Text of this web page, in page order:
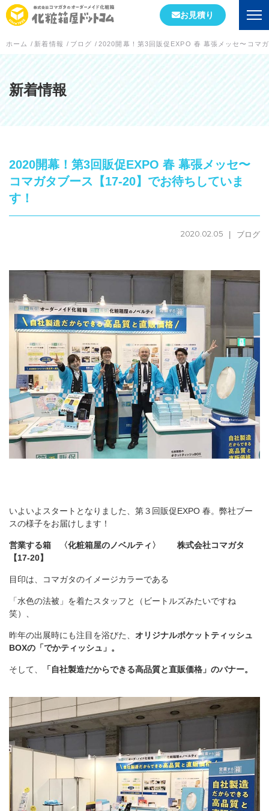
会社情報
初めての方へ
会社概要
工場案内
スタッフブログ
お問合せ
「印刷あり」お見積り
「印刷なし」お見積り
サンプル請求
その他のお問合せ
よくあるご質問
お見積り
ホーム / 新着情報 / ブログ / 2020開幕！第3回販促EXPO 春 幕張メッセ〜コマ
新着情報
2020開幕！第3回販促EXPO 春 幕張メッセ〜
コマガタブース【17-20】でお待ちしていま
す！
2020.02.05 ブログ
いよいよスタートとなりました、第３回販促EXPO 春。弊社ブー
スの様子をお届けします！
営業する箱 〈化粧箱屋のノベルティ〉 株式会社コマガタ
【17-20】
目印は、コマガタのイメージカラーである
「水色の法被」を着たスタッフと（ビートルズみたいですね
笑）、
昨年の出展時にも注目を浴びた、 オリジナルポケットティッシュ
BOXの「でかティッシュ」。
そして、 「自社製造だからできる高品質と直販価格」のバナー。